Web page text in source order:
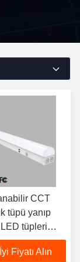
CCT
tüpü yanıp
tüpleri
Fiyatı Alın